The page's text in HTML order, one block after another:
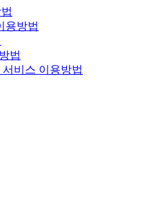
용방법
법
비스 이용방법